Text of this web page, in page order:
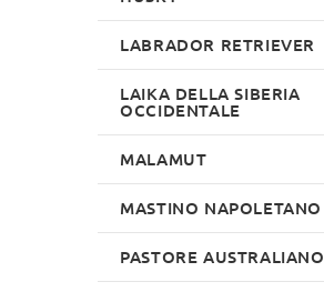
LABRADOR RETRIEVER
LAIKA DELLA SIBERIA
OCCIDENTALE
MALAMUT
MASTINO NAPOLETANO
PASTORE AUSTRALIANO